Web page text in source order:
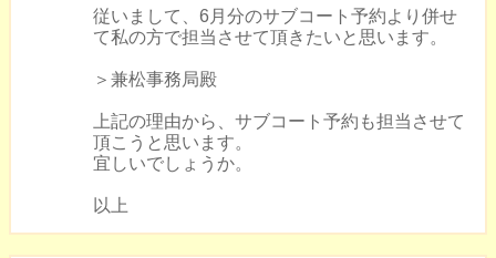
従いまして、6月分のサブコート予約より併せ
て私の方で担当させて頂きたいと思います。
＞兼松事務局殿
上記の理由から、サブコート予約も担当させて
頂こうと思います。
宜しいでしょうか。
以上